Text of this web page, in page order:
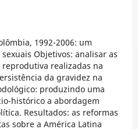
1992-2006: um
Objetivos: analisar as
realizadas na
da gravidez na
produzindo uma
histórico a abordagem
Resultados: as reformas
sobre a América Latina